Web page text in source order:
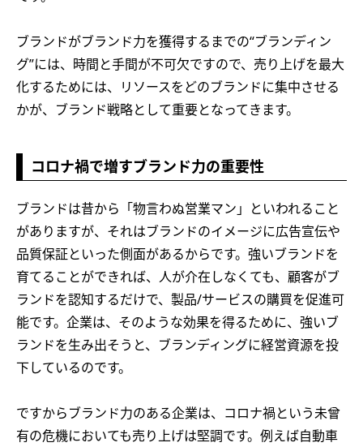
ブランドがブランド力を獲得するまでの“ブランディン
グ”には、時間と手間が不可欠ですので、売り上げを最大
化するためには、リソースをどのブランドに集中させる
かが、ブランド戦略として重要となってきます。
コロナ禍で増すブランド力の重要性
ブランドは昔から「物言わぬ営業マン」といわれること
がありますが、それはブランドのイメージに広告宣伝や
品質保証といった側面があるからです。強いブランドを
育てることができれば、人が介在しなくても、顧客がブ
ランドを認知するだけで、製品/サービスの購買を促進可
能です。企業は、そのような効果を得るために、強いブ
ランドを生み出そうと、ブランディングに経営資源を投
下しているのです。
ですからブランド力のある企業は、コロナ禍という未曾
有の危機においても売り上げは堅調です。例えば自動車